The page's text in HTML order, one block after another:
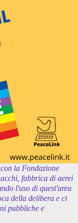
la Fondazione
fabbrica di aerei
l'uso di quest'area
della delibera e ci
pubbliche e